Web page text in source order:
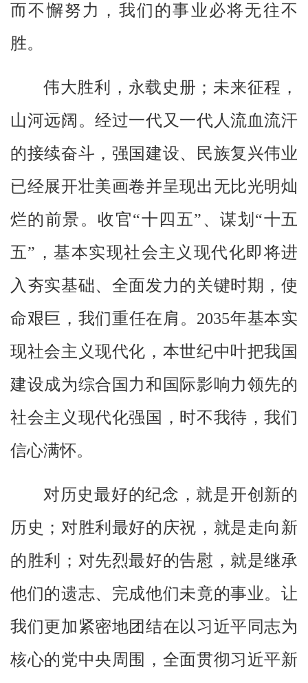
而不懈努力，我们的事业必将无往不
胜。
伟大胜利，永载史册；未来征程，
山河远阔。经过一代又一代人流血流汗
的接续奋斗，强国建设、民族复兴伟业
已经展开壮美画卷并呈现出无比光明灿
烂的前景。收官“十四五”、谋划“十五
五”，基本实现社会主义现代化即将进
入夯实基础、全面发力的关键时期，使
命艰巨，我们重任在肩。2035年基本实
现社会主义现代化，本世纪中叶把我国
建设成为综合国力和国际影响力领先的
社会主义现代化强国，时不我待，我们
信心满怀。
对历史最好的纪念，就是开创新的
历史；对胜利最好的庆祝，就是走向新
的胜利；对先烈最好的告慰，就是继承
他们的遗志、完成他们未竟的事业。让
我们更加紧密地团结在以习近平同志为
核心的党中央周围，全面贯彻习近平新